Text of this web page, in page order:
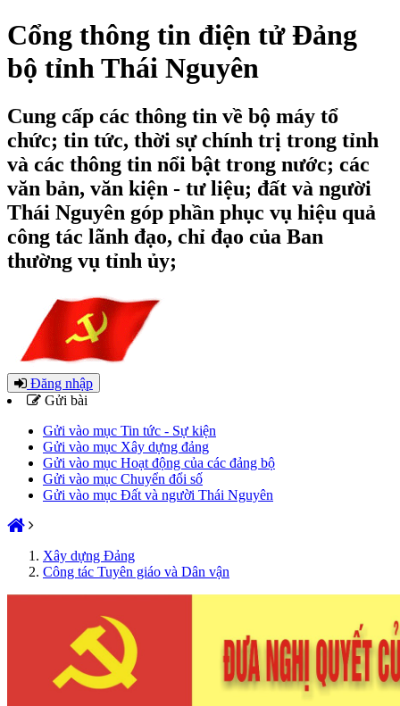
Cổng thông tin điện tử Đảng
bộ tỉnh Thái Nguyên
Cung cấp các thông tin về bộ máy tổ
chức; tin tức, thời sự chính trị trong tỉnh
và các thông tin nổi bật trong nước; các
văn bản, văn kiện - tư liệu; đất và người
Thái Nguyên góp phần phục vụ hiệu quả
công tác lãnh đạo, chỉ đạo của Ban
thường vụ tỉnh ủy;
Đăng nhập
Gửi bài
Gửi vào mục Tin tức - Sự kiện
Gửi vào mục Xây dựng đảng
Gửi vào mục Hoạt động của các đảng bộ
Gửi vào mục Chuyển đổi số
Gửi vào mục Đất và người Thái Nguyên
Xây dựng Đảng
Công tác Tuyên giáo và Dân vận